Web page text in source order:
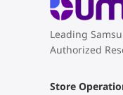
Leading
Authorized
Store